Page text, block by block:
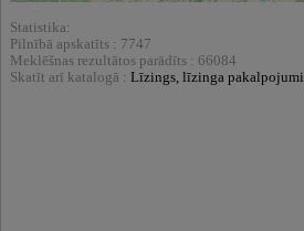
Statistika:
Pilnībā apskatīts : 7747
Meklēšnas rezultātos parādīts : 66084
Skatīt arī katalogā : Līzings, līzinga pakalpojumi